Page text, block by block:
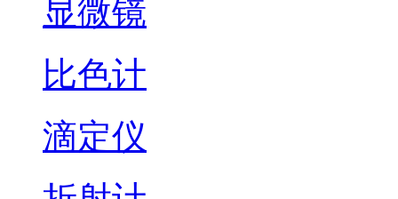
显微镜
比色计
滴定仪